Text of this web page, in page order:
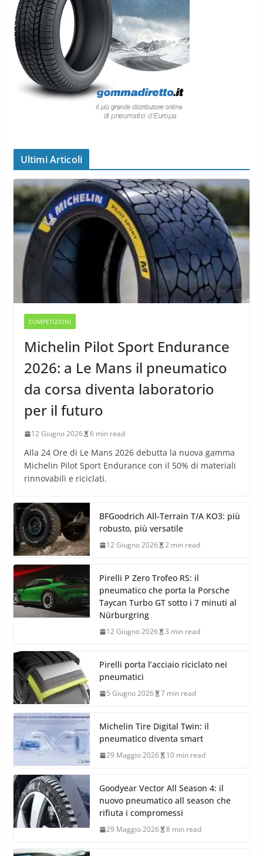
Ultimi Articoli
COMPETIZIONI
Michelin Pilot Sport Endurance
2026: a Le Mans il pneumatico
da corsa diventa laboratorio
per il futuro
12 Giugno 2026 6 min read
Alla 24 Ore di Le Mans 2026 debutta la nuova gamma
Michelin Pilot Sport Endurance con il 50% di materiali
rinnovabili e riciclati.
BFGoodrich All-Terrain T/A KO3: più
robusto, più versatile
12 Giugno 2026 2 min read
Pirelli P Zero Trofeo RS: il
pneumatico che porta la Porsche
Taycan Turbo GT sotto i 7 minuti al
Nürburgring
12 Giugno 2026 3 min read
Pirelli porta l’acciaio riciclato nei
pneumatici
5 Giugno 2026 7 min read
Michelin Tire Digital Twin: il
pneumatico diventa smart
29 Maggio 2026 10 min read
Goodyear Vector All Season 4: il
nuovo pneumatico all season che
rifiuta i compromessi
29 Maggio 2026 8 min read